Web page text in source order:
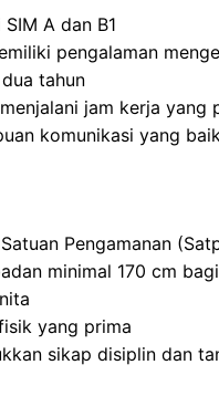
A dan B1
pengalaman
tahun
jam kerja yang
komunikasi yang
Pengamanan
minimal 170 cm
yang prima
sikap disiplin dan